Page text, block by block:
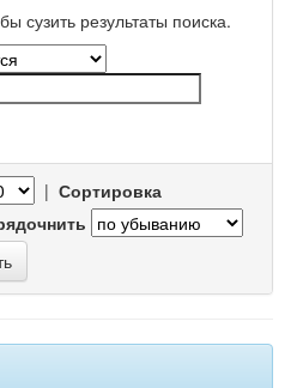
сузить результаты поиска.
| Сортировка